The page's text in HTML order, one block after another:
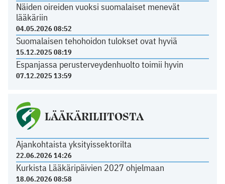
Näiden oireiden vuoksi suomalaiset menevät
lääkäriin
04.05.2026 08:52
Suomalaisen tehohoidon tulokset ovat hyviä
15.12.2025 08:19
Espanjassa perusterveydenhuolto toimii hyvin
07.12.2025 13:59
LÄÄKÄRILIITOSTA
Ajankohtaista yksityissektorilta
22.06.2026 14:26
Kurkista Lääkäripäivien 2027 ohjelmaan
18.06.2026 08:58